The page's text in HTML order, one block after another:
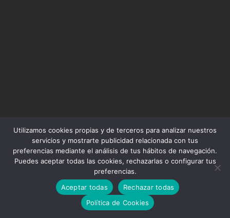
Utilizamos cookies propias y de terceros para analizar nuestros
servicios y mostrarte publicidad relacionada con tus
preferencias mediante el análisis de tus hábitos de navegación.
Puedes aceptar todas las cookies, rechazarlas o configurar tus
preferencias.
Aceptar todas
Rechazar todas
Política de Cookies